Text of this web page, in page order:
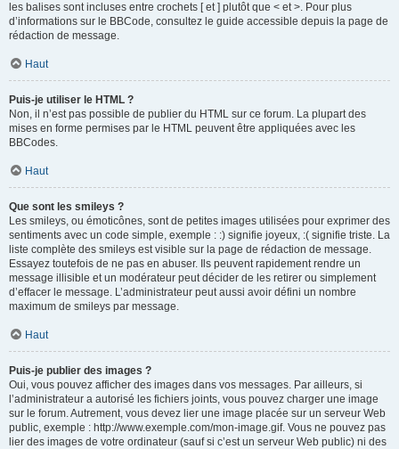
les balises sont incluses entre crochets [ et ] plutôt que < et >. Pour plus
d’informations sur le BBCode, consultez le guide accessible depuis la page de
rédaction de message.
Haut
Puis-je utiliser le HTML ?
Non, il n’est pas possible de publier du HTML sur ce forum. La plupart des
mises en forme permises par le HTML peuvent être appliquées avec les
BBCodes.
Haut
Que sont les smileys ?
Les smileys, ou émoticônes, sont de petites images utilisées pour exprimer des
sentiments avec un code simple, exemple : :) signifie joyeux, :( signifie triste. La
liste complète des smileys est visible sur la page de rédaction de message.
Essayez toutefois de ne pas en abuser. Ils peuvent rapidement rendre un
message illisible et un modérateur peut décider de les retirer ou simplement
d’effacer le message. L’administrateur peut aussi avoir défini un nombre
maximum de smileys par message.
Haut
Puis-je publier des images ?
Oui, vous pouvez afficher des images dans vos messages. Par ailleurs, si
l’administrateur a autorisé les fichiers joints, vous pouvez charger une image
sur le forum. Autrement, vous devez lier une image placée sur un serveur Web
public, exemple : http://www.exemple.com/mon-image.gif. Vous ne pouvez pas
lier des images de votre ordinateur (sauf si c’est un serveur Web public) ni des